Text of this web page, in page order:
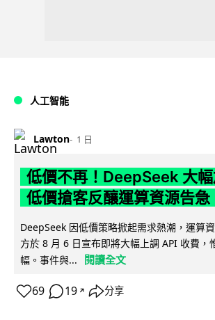
人工智能
Lawton 1 日
低價不再！DeepSeek 大
低價搶客反釀運算資源告急
DeepSeek 因低價策略掀起需求熱潮，運算
方於 8 月 6 日宣布即將大幅上調 API 收費，
幅。事件與...
閱讀全文
69 19 ↗ 分享